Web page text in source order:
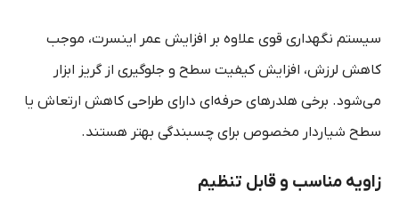
سیستم نگهداری قوی علاوه بر افزایش عمر اینسرت، موجب
کاهش لرزش، افزایش کیفیت سطح و جلوگیری از گریز ابزار
می‌شود. برخی هلدرهای حرفه‌ای دارای طراحی کاهش ارتعاش یا
سطح شیاردار مخصوص برای چسبندگی بهتر هستند.
زاویه مناسب و قابل تنظیم